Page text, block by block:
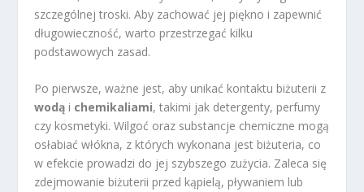
szczególnej troski. Aby zachować jej piękno i zapewnić
długowieczność, warto przestrzegać kilku
podstawowych zasad.
Po pierwsze, ważne jest, aby unikać kontaktu biżuterii z
wodą i chemikaliami, takimi jak detergenty, perfumy
czy kosmetyki. Wilgoć oraz substancje chemiczne mogą
osłabiać włókna, z których wykonana jest biżuteria, co
w efekcie prowadzi do jej szybszego zużycia. Zaleca się
zdejmowanie biżuterii przed kąpielą, pływaniem lub